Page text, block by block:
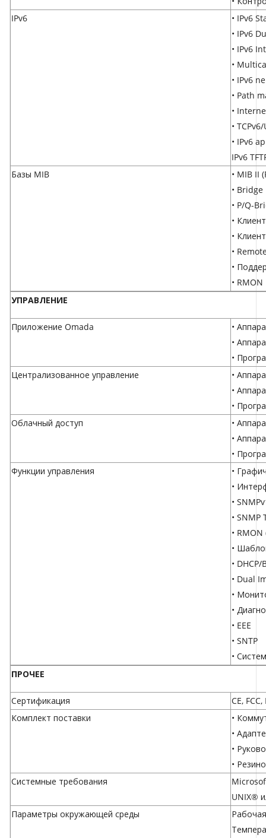
IPv6
• IPv6
• IPv6
• IPv6
•
• IPv6
• Path
•
•
• IPv6
IPv6
Базы MIB
• MIB II
• Bridge
• P/Q-
•
•
•
•
•
УПРАВЛЕНИЕ
Приложение Omada •
•
•
Централизованное управление
•
•
•
Облачный доступ
•
•
•
Функции управления
•
•
•
•
•
•
•
• Dual
•
•
• EEE
• SNTP
•
ПРОЧЕЕ
Сертификация
CE, FCC,
Комплект поставки
•
•
•
•
Системные требования
UNIX®
Параметры окружающей среды